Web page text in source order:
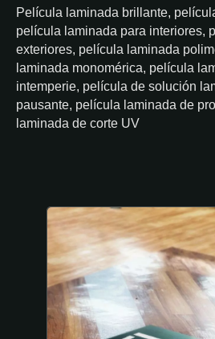
Película laminada brillante,
película laminada para interiores,
exteriores, película laminada
laminada monomérica, película
intemperie, película de solución
pausante, película laminada de
laminada de corte UV